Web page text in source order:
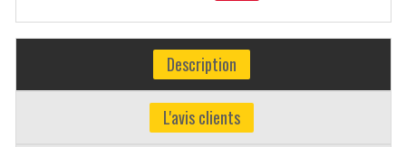
Description
L'avis clients